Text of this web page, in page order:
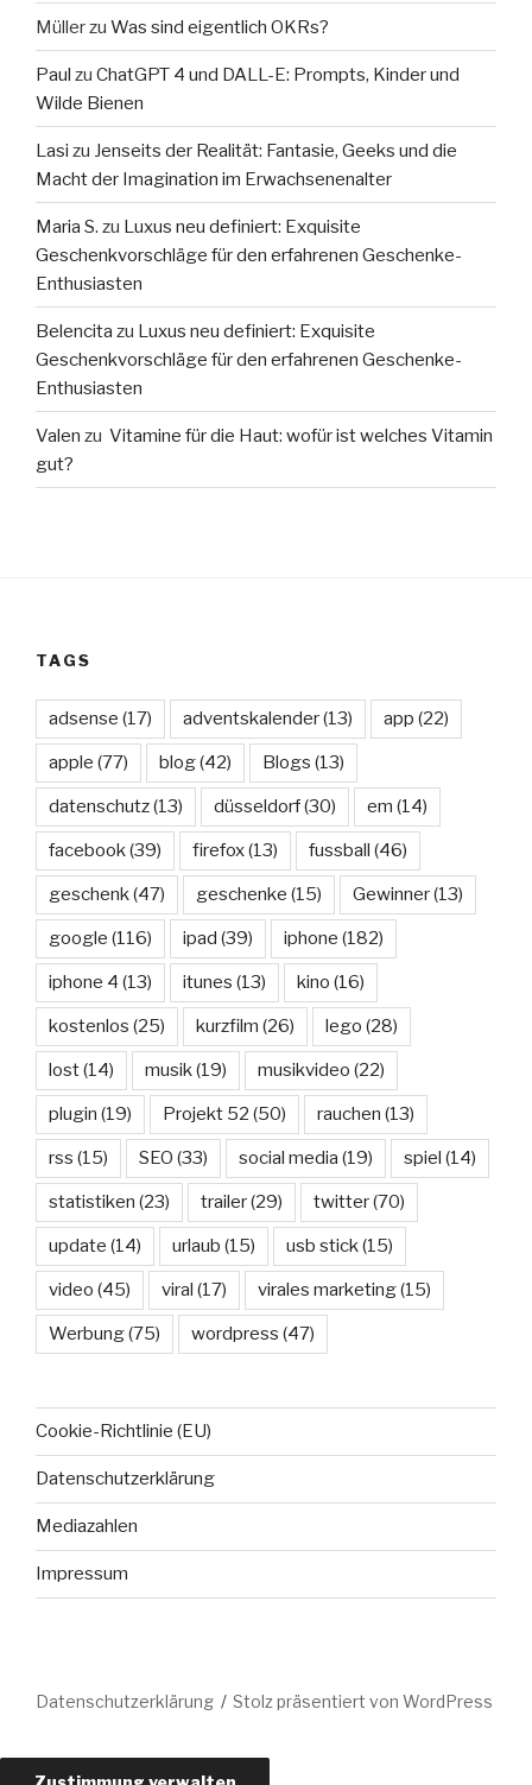
Müllerzu Was sind eigentlich OKRs?
Paul zu ChatGPT 4 und DALL-E: Prompts, Kinder und
Wilde Bienen
Lasi zu Jenseits der Realität: Fantasie, Geeks und die
Macht der Imagination im Erwachsenenalter
Maria S. zu Luxus neu definiert: Exquisite
Geschenkvorschläge für den erfahrenen Geschenke-
Enthusiasten
Belencita zu Luxus neu definiert: Exquisite
Geschenkvorschläge für den erfahrenen Geschenke-
Enthusiasten
Valen zu Vitamine für die Haut: wofür ist welches Vitamin
gut?
TAGS
adsense (17) adventskalender(13) app (22)
apple (77) blog(42) Blogs (13)
datenschutz(13) düsseldorf(30) em (14)
facebook(39) firefox(13) fussball (46)
geschenk(47) geschenke (15) Gewinner(13)
google (116) ipad (39) iphone (182)
iphone 4 (13) itunes (13) kino (16)
kostenlos (25) kurzfilm (26) lego (28)
lost(14) musik(19) musikvideo (22)
plugin (19) Projekt 52 (50) rauchen (13)
rss (15) SEO (33) social media (19) spiel (14)
statistiken (23) trailer(29) twitter(70)
update (14) urlaub (15) usb stick(15)
video (45) viral (17) virales marketing(15)
Werbung(75) wordpress (47)
Cookie-Richtlinie (EU)
Datenschutzerklärung
Mediazahlen
Impressum
Datenschutzerklärung Stolz präsentiert von WordPress